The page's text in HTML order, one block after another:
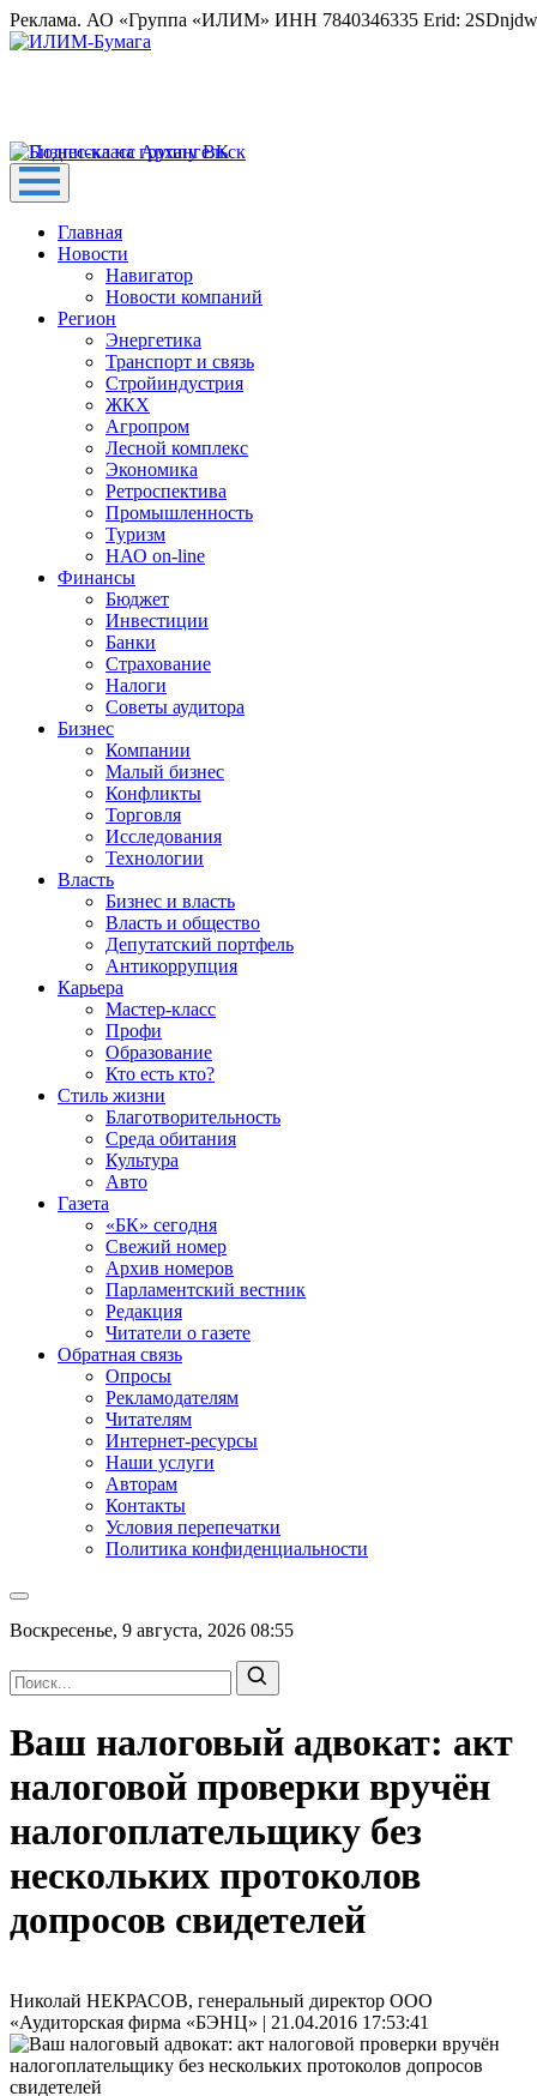
Реклама. АО «Группа «ИЛИМ» ИНН 7840346335 Erid:
Главная
Новости
Навигатор
Новости компаний
Регион
Энергетика
Транспорт и связь
Стройиндустрия
ЖКХ
Агропром
Лесной комплекс
Экономика
Ретроспектива
Промышленность
Туризм
НАО on-line
Финансы
Бюджет
Инвестиции
Банки
Страхование
Налоги
Советы аудитора
Бизнес
Компании
Малый бизнес
Конфликты
Торговля
Исследования
Технологии
Власть
Бизнес и власть
Власть и общество
Депутатский портфель
Антикоррупция
Карьера
Мастер-класс
Профи
Образование
Кто есть кто?
Стиль жизни
Благотворительность
Среда обитания
Культура
Авто
Газета
«БК» сегодня
Свежий номер
Архив номеров
Парламентский вестник
Редакция
Читатели о газете
Обратная связь
Опросы
Рекламодателям
Читателям
Интернет-ресурсы
Наши услуги
Авторам
Контакты
Условия перепечатки
Политика конфиденциальности
Воскресенье, 9 августа, 2026 08:55
Ваш налоговый адвокат: акт
налоговой проверки вручён
налогоплательщику без
нескольких протоколов
допросов свидетелей
Николай НЕКРАСОВ, генеральный директор ООО
«Аудиторская фирма «БЭНЦ» | 21.04.2016 17:53:41